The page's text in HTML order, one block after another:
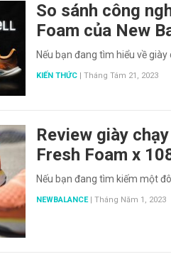
So sánh công
Foam của New
Nếu bạn đang tìm hiểu về
KIẾN THỨC | Tháng Tám 21, 2023
Review giày
Fresh Foam x
Nếu bạn đang tìm kiếm một
NEWBALANCE Tháng Năm 1, 2023